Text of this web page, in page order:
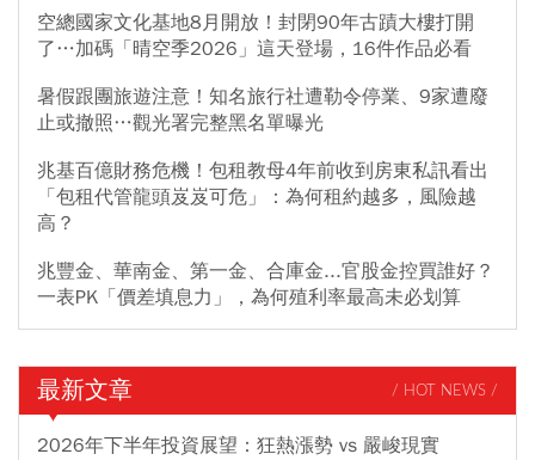
空總國家文化基地8月開放！封閉90年古蹟大樓打開
了…加碼「晴空季2026」這天登場，16件作品必看
暑假跟團旅遊注意！知名旅行社遭勒令停業、9家遭廢
止或撤照…觀光署完整黑名單曝光
兆基百億財務危機！包租教母4年前收到房東私訊看出
「包租代管龍頭岌岌可危」：為何租約越多，風險越
高？
兆豐金、華南金、第一金、合庫金...官股金控買誰好？
一表PK「價差填息力」，為何殖利率最高未必划算
最新文章 / HOT NEWS /
2026年下半年投資展望：狂熱漲勢 vs 嚴峻現實